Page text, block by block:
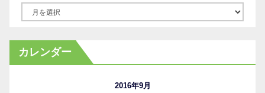
カ
イ
カレンダー
2016年9月